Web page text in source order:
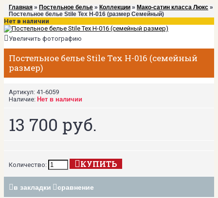
Главная » Постельное белье » Коллекции » Мако-сатин класса Люкс »
Постельное белье Stile Tex H-016 (размер Семейный)
Нет в наличии
Увеличить фотографию
Постельное белье Stile Tex H-016 (семейный
размер)
Артикул: 41-6059
Наличие: Нет в наличии
13 700 руб.
Количество: КУПИТЬ
в закладки сравнение